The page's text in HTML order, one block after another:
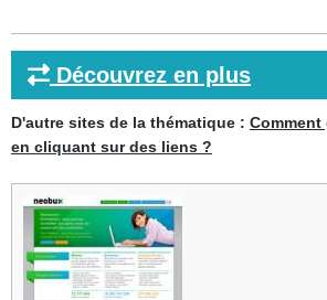
Découvrez en plus
D'autre sites de la thématique :
en cliquant sur des liens ?